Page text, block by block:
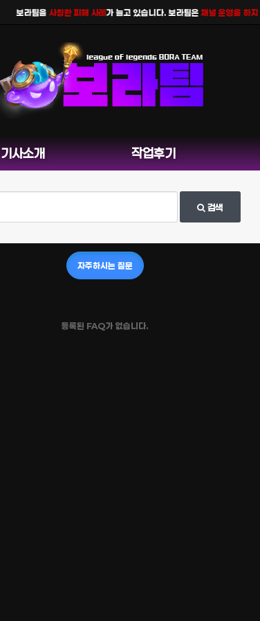
보라팀을사칭한 피해 사례가 늘고 있습니다. 보라팀은채널 운영을 하지 않
기사소개 작업후기
검색
자주하시는 질문
등록된 FAQ가 없습니다.